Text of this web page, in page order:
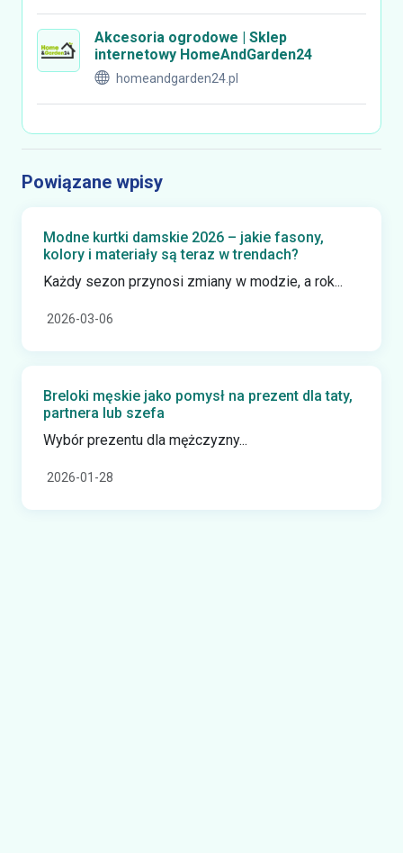
Akcesoria ogrodowe | Sklep
internetowy HomeAndGarden24
homeandgarden24.pl
Powiązane wpisy
Modne kurtki damskie 2026 – jakie fasony,
kolory i materiały są teraz w trendach?
Każdy sezon przynosi zmiany w modzie, a rok...
2026-03-06
Breloki męskie jako pomysł na prezent dla taty,
partnera lub szefa
Wybór prezentu dla mężczyzny...
2026-01-28